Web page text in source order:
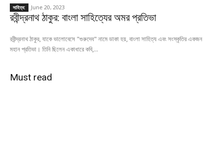
সাহিত্য: June 20, 2023
রবীন্দ্রনাথ ঠাকুর: বাংলা সাহিত্যের অমর প্রতিভা
রবীন্দ্রনাথ ঠাকুর, যাকে ভালোবেসে "গুরুদেব" নামে ডাকা হয়, বাংলা সাহিত্য এবং সংস্কৃতির একজন
মহান প্রতিভা। তিনি ছিলেন একাধারে কবি,...
Must read